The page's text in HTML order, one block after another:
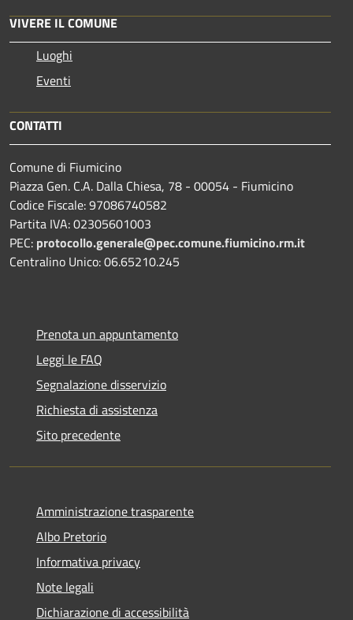
VIVERE IL COMUNE
Luoghi
Eventi
CONTATTI
Comune di Fiumicino
Piazza Gen. C.A. Dalla Chiesa, 78 - 00054 - Fiumicino
Codice Fiscale: 97086740582
Partita IVA: 02305601003
PEC: protocollo.generale@pec.comune.fiumicino.rm.it
Centralino Unico: 06.65210.245
Prenota un appuntamento
Leggi le FAQ
Segnalazione disservizio
Richiesta di assistenza
Sito precedente
Amministrazione trasparente
Albo Pretorio
Informativa privacy
Note legali
Dichiarazione di accessibilità